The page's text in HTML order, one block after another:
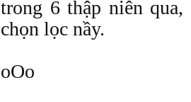
trong 6 thập niên
chọn lọc nầy.
oOo